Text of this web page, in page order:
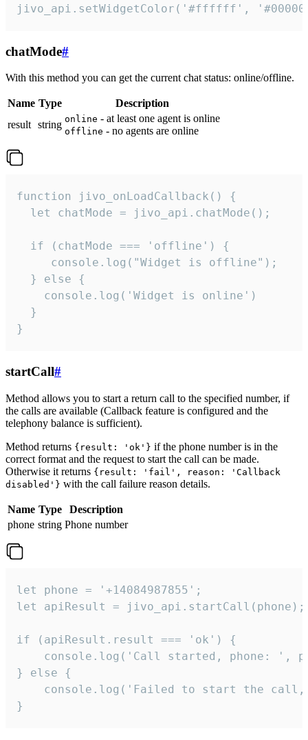
jivo_api.setWidgetColor('#ffffff',
chatMode#
With this method you can get the current chat status: online/offline.
Name Type
Description
result string online - at least one agent is online
offline - no agents are online
function jivo_onLoadCallback() {
  let chatMode = jivo_api.chatMode();
  if (chatMode === 'offline') {
     console.log("Widget is offline");
  } else {
    console.log('Widget is online')
  }
}
startCall#
Method allows you to start a return call to the specified number, if
the calls are available (Callback feature is configured and the
telephony balance is sufficient).
Method returns {result: 'ok'} if the phone number is in the
correct format and the request to start the call can be made.
Otherwise it returns {result: 'fail', reason: 'Callback
disabled'} with the call failure reason details.
Name Type
Description
phone string Phone number
let phone = '+14084987855';
let apiResult = jivo_api.startCall(phone);
if (apiResult.result === 'ok') {
console.log('Call started, phone: ',
} else {
console.log('Failed to start the
}